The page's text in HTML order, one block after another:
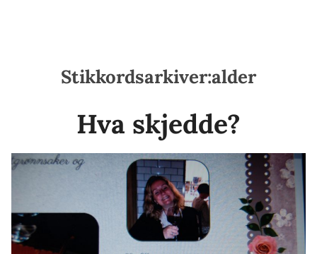
Stikkordsarkiver:alder
Hva skjedde?